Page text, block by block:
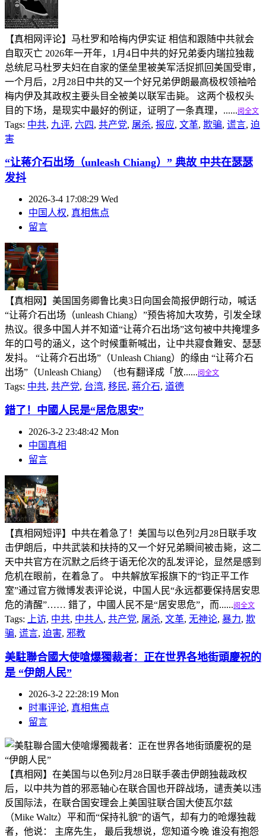
【真相网评论】马杜罗和哈梅内伊实证 相信和跟随中共就会
自取灭亡 2026年一开年，1月4日中共的好兄弟委内瑞拉独裁
总统尼马杜罗夫妇在自家的堡垒里被美军活捉抓回美国受审，
一个月后，2月28日中共的又一个好兄弟伊朗最高极权领袖哈
梅内伊及其政权主要头目全被美以联军击毙。 这两个极权头
目的下场，是现实中最好的例证，证明了一条真理，......阅全文
Tags: 中共, 九评, 六四, 共产党, 屠杀, 报应, 文革, 欺骗, 谎言, 迫
害
“让蒋介石出场（unleash Chiang）” 典故 中共在瑟瑟
发抖
2026-3-4 17:08:29 Wed
中国人权, 真相焦点
留言
【真相网】美国国务卿鲁比奥3日向国会简报伊朗行动，喊话
“让蒋介石出场（unleash Chiang）”预告将加大攻势，引发全球
热议。很多中国人并不知道“让蒋介石出场”这句被中共掩埋多
年的口号的涵义，这个时候重新喊出，让中共寢食難安、瑟瑟
发抖。 “让蒋介石出场”（Unleash Chiang）的缘由 “让蒋介石
出场”（Unleash Chiang）（也有翻译成「放......阅全文
Tags: 中共, 共产党, 台湾, 移民, 蒋介石, 道德
錯了！中國人民是“居危思安”
2026-3-2 23:48:42 Mon
中国真相
留言
【真相网短评】中共在着急了！美国与以色列2月28日联手攻
击伊朗后，中共武装和扶持的又一个好兄弟瞬间被击毙，这二
天中共官方在沉默之后终于语无伦次的乱发评论，显然是感到
危机在眼前，在着急了。 中共解放军报旗下的“钧正平工作
室”通过官方微博发表评论说，中国人民“永远都要保持居安思
危的清醒”…… 錯了，中國人民不是“居安思危”，而......阅全文
Tags: 上访, 中共, 中共人, 共产党, 屠杀, 文革, 无神论, 暴力, 欺
骗, 谎言, 迫害, 邪教
美駐聯合國大使嗆爆獨裁者：正在世界各地街頭慶祝的
是 “伊朗人民”
2026-3-2 22:28:19 Mon
时事评论, 真相焦点
留言
【真相网】在美国与以色列2月28日联手袭击伊朗独裁政权
后，以中共为首的邪恶轴心在联合国也开辟战场，谴责美以违
反国际法，在联合国安理会上美国驻联合国大使瓦尔兹
（Mike Waltz）平和而“保持礼貌”的语气，却有力的呛爆独裁
者，他说： 主席先生， 最后我想说，您知道今晚 谁没有抱怨